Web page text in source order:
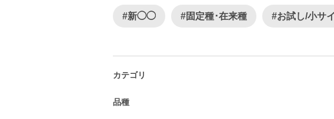
#新◯◯ #固定種･在来種 #お試し/小サ
カテゴリ
品種